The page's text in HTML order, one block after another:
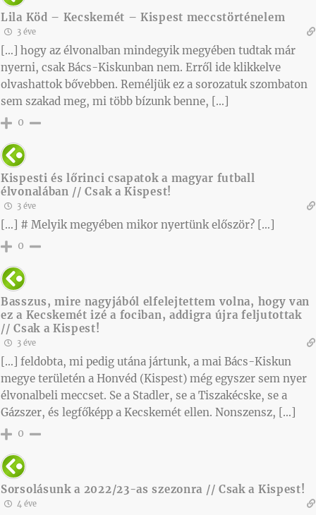
Lila Köd – Kecskemét – Kispest meccstörténelem
3 éve
[…] hogy az élvonalban mindegyik megyében tudtak már
nyerni, csak Bács-Kiskunban nem. Erről ide klikkelve
olvashattok bővebben. Reméljük ez a sorozatuk szombaton
sem szakad meg, mi több bízunk benne, […]
0
Kispesti és lőrinci csapatok a magyar futball
élvonalában // Csak a Kispest!
3 éve
[…] # Melyik megyében mikor nyertünk először? […]
0
Basszus, mire nagyjából elfelejtettem volna, hogy van
ez a Kecskemét izé a fociban, addigra újra feljutottak
// Csak a Kispest!
3 éve
[…] feldobta, mi pedig utána jártunk, a mai Bács-Kiskun
megye területén a Honvéd (Kispest) még egyszer sem nyer
élvonalbeli meccset. Se a Stadler, se a Tiszakécske, se a
Gázszer, és legfőképp a Kecskemét ellen. Nonszensz, […]
0
Sorsolásunk a 2022/23-as szezonra // Csak a Kispest!
4 éve